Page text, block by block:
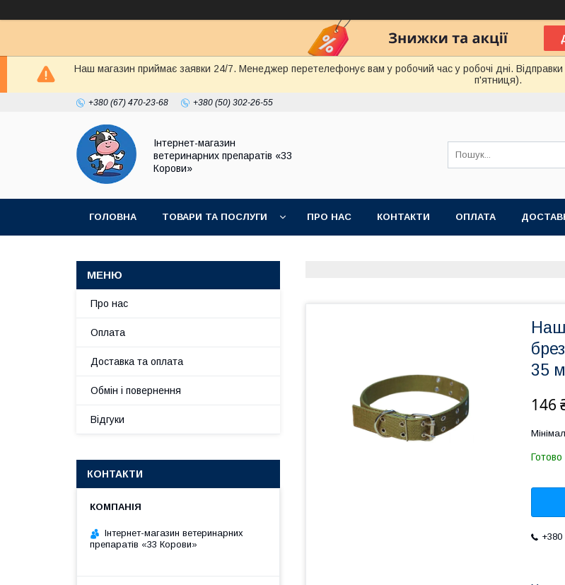
Наш магазин приймає заявки 24/7. Менеджер перетелефонує вам у робочий час у робочі дні.
п'ятниця).
+380 (67) 470-23-68 +380 (50) 302-26-55
Інтернет-магазин
ветеринарних препаратів «33
Корови»
ГОЛОВНА ТОВАРИ ТА ПОСЛУГИ ПРО НАС КОНТАКТИ ОПЛАТА
35
146
Готово
+380
Про нас
Оплата
Доставка та оплата
Обмін і повернення
Відгуки
КОНТАКТИ
Інтернет-магазин ветеринарних
препаратів «33 Корови»